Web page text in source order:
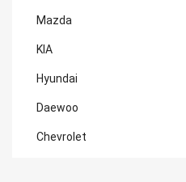
Mazda
KIA
Hyundai
Daewoo
Chevrolet